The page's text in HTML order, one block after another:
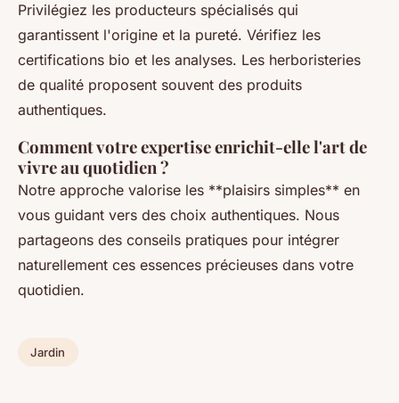
Privilégiez les producteurs spécialisés qui
garantissent l'origine et la pureté. Vérifiez les
certifications bio et les analyses. Les herboristeries
de qualité proposent souvent des produits
authentiques.
Comment votre expertise enrichit-elle l'art de
vivre au quotidien ?
Notre approche valorise les **plaisirs simples** en
vous guidant vers des choix authentiques. Nous
partageons des conseils pratiques pour intégrer
naturellement ces essences précieuses dans votre
quotidien.
Jardin